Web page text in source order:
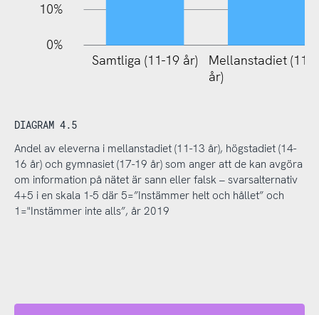
10%
0%
Samtliga (11-19 år)
Mellanstadiet (11-
år)
DIAGRAM 4.5
Andel av eleverna i mellanstadiet (11-13 år), högstadiet (14-
16 år) och gymnasiet (17-19 år) som anger att de kan avgöra
om information på nätet är sann eller falsk – svarsalternativ
4+5 i en skala 1-5 där 5=”Instämmer helt och hållet” och
1="Instämmer inte alls”, år 2019